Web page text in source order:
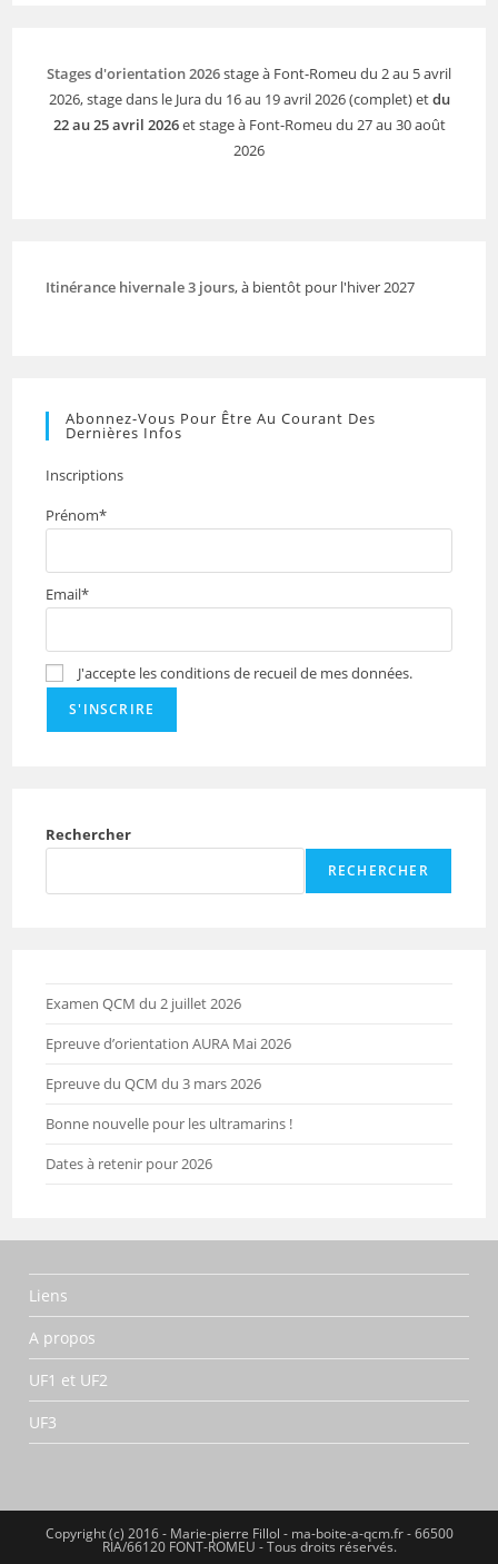
Stages d'orientation 2026stage à Font-Romeu du 2 au 5 avril
2026, stage dans le Jura du 16 au 19 avril 2026 (complet) etdu
22 au 25 avril 2026et stage à Font-Romeu du 27 au 30 août
2026
Itinérance hivernale 3 jours, à bientôt pour l'hiver 2027
Abonnez-Vous Pour Être Au Courant Des
Dernières Infos
Inscriptions
Prénom*
Email*
J'accepte les conditions de recueil de mes données.
Rechercher
RECHERCHER
Examen QCM du 2 juillet 2026
Epreuve d’orientation AURA Mai 2026
Epreuve du QCM du 3 mars 2026
Bonne nouvelle pour les ultramarins !
Dates à retenir pour 2026
Liens
A propos
UF1 et UF2
UF3
Copyright (c) 2016 - Marie-pierre Fillol - ma-boite-a-qcm.fr - 66500
RIA/66120 FONT-ROMEU - Tous droits réservés.